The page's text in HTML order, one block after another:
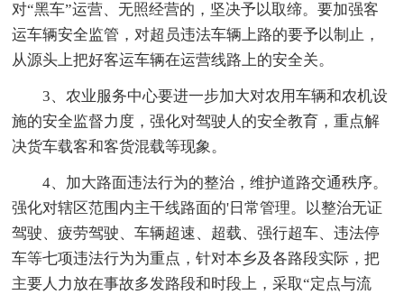
对“黑车”运营、无照经营的，坚决予以取缔。要加强客
运车辆安全监管，对超员违法车辆上路的要予以制止，
从源头上把好客运车辆在运营线路上的安全关。
3、农业服务中心要进一步加大对农用车辆和农机设
施的安全监督力度，强化对驾驶人的安全教育，重点解
决货车载客和客货混载等现象。
4、加大路面违法行为的整治，维护道路交通秩序。
强化对辖区范围内主干线路面的'日常管理。以整治无证
驾驶、疲劳驾驶、车辆超速、超载、强行超车、违法停
车等七项违法行为为重点，针对本乡及各路段实际，把
主要人力放在事故多发路段和时段上，采取“定点与流